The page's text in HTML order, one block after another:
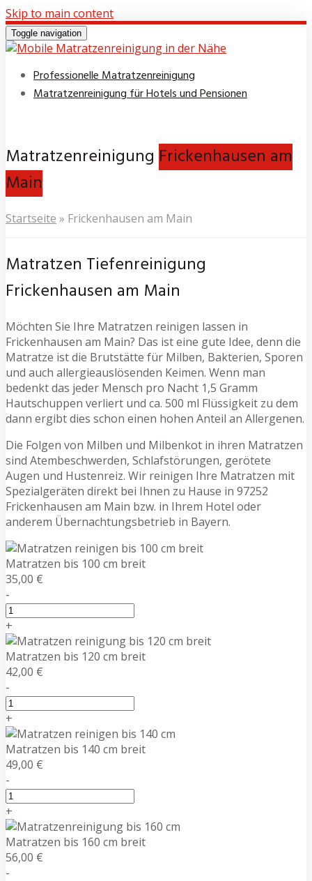
Skip to main content
Toggle navigation
Professionelle Matratzenreinigung
Matratzenreinigung für Hotels und Pensionen
Matratzenreinigung Frickenhausen am
Main
Startseite » Frickenhausen am Main
Matratzen Tiefenreinigung
Frickenhausen am Main
Möchten Sie Ihre Matratzen reinigen lassen in
Frickenhausen am Main? Das ist eine gute Idee, denn die
Matratze ist die Brutstätte für Milben, Bakterien, Sporen
und auch allergieauslösenden Keimen. Wenn man
bedenkt das jeder Mensch pro Nacht 1,5 Gramm
Hautschuppen verliert und ca. 500 ml Flüssigkeit zu dem
dann ergibt dies schon einen hohen Anteil an Allergenen.
Die Folgen von Milben und Milbenkot in ihren Matratzen
sind Atembeschwerden, Schlafstörungen, gerötete
Augen und Hustenreiz. Wir reinigen Ihre Matratzen mit
Spezialgeräten direkt bei Ihnen zu Hause in 97252
Frickenhausen am Main bzw. in Ihrem Hotel oder
anderem Übernachtungsbetrieb in Bayern.
Matratzen bis 100 cm breit
35,00 €
-
+
Matratzen bis 120 cm breit
42,00 €
-
+
Matratzen bis 140 cm breit
49,00 €
-
+
Matratzen bis 160 cm breit
56,00 €
-